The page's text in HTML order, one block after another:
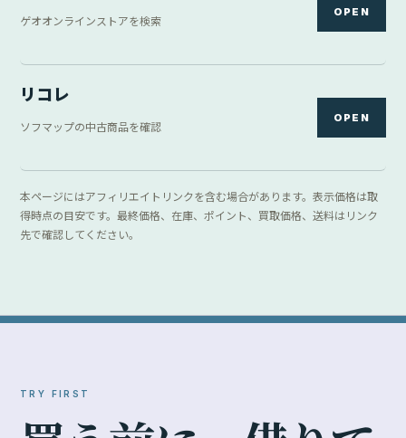
ゲオオンラインストアを検索
OPEN
リコレ
ソフマップの中古商品を確認
OPEN
本ページにはアフィリエイトリンクを含む場合があります。表示価格は取
得時点の目安です。最終価格、在庫、ポイント、買取価格、送料はリンク
先で確認してください。
TRY FIRST